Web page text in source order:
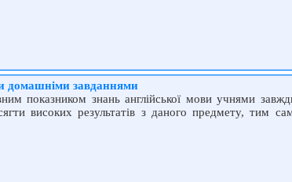
домашніми завданнями
показником знань англійської мови учнями
високих результатів з даного предмету, тим